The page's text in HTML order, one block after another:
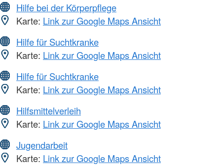
Hilfe bei der Körperpflege
Karte: Link zur Google Maps Ansicht
Hilfe für Suchtkranke
Karte: Link zur Google Maps Ansicht
Hilfe für Suchtkranke
Karte: Link zur Google Maps Ansicht
Hilfsmittelverleih
Karte: Link zur Google Maps Ansicht
Jugendarbeit
Karte: Link zur Google Maps Ansicht